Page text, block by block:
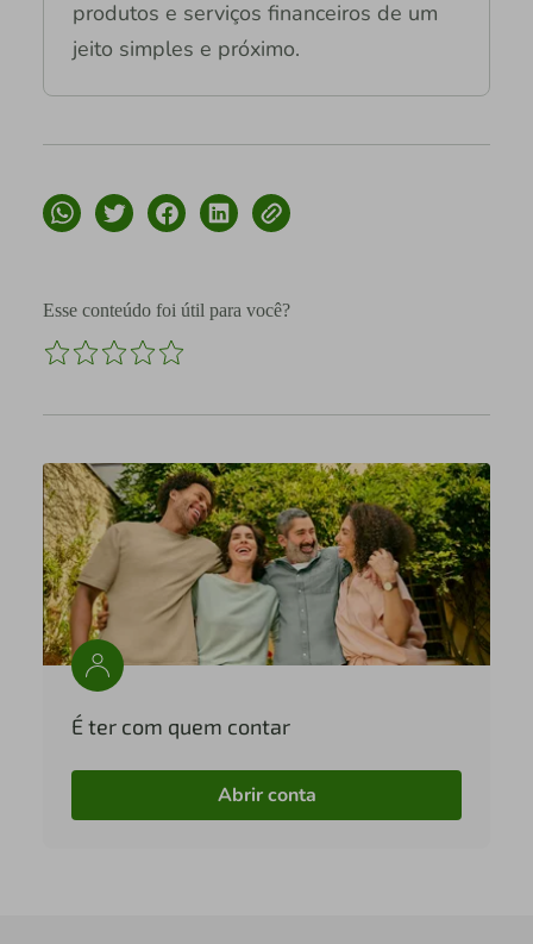
produtos e serviços financeiros de um
jeito simples e próximo.
Esse conteúdo foi útil para você?
É ter com quem contar
Abrir conta